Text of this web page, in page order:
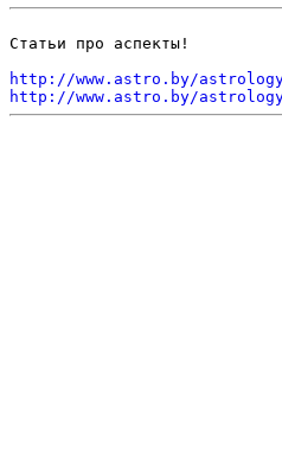
Статьи про аспекты!
http://www.astro.by/
http://www.astro.by/